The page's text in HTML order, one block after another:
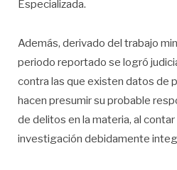
Especializada.
Además, derivado del trabajo
periodo reportado se logró
contra las que existen datos de
hacen presumir su probable
de delitos en la materia, al
investigación debidamente